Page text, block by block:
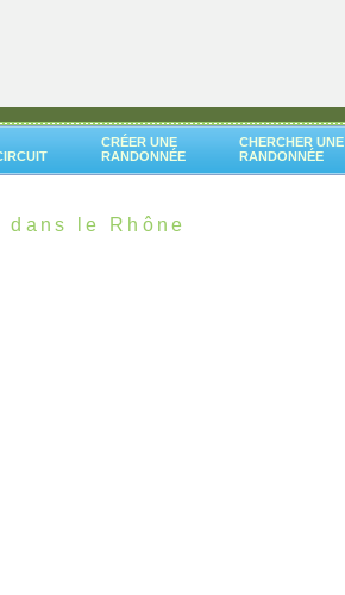
CRÉER UNE
RANDONNÉE
CHERCHER UNE
RANDONNÉE
dans le Rhône